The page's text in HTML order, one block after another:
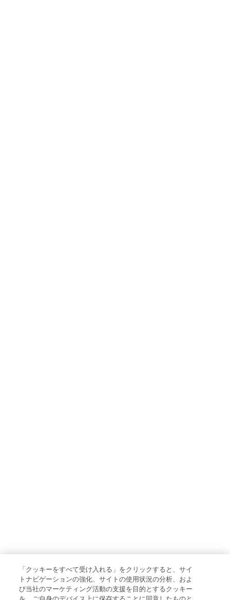
「クッキーをすべて受け入れる」をクリックすると、サイ
トナビゲーションの強化、サイトの使用状況の分析、およ
び当社のマーケティング活動の支援を目的とするクッキー